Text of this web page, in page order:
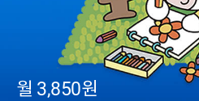
월 3,850원